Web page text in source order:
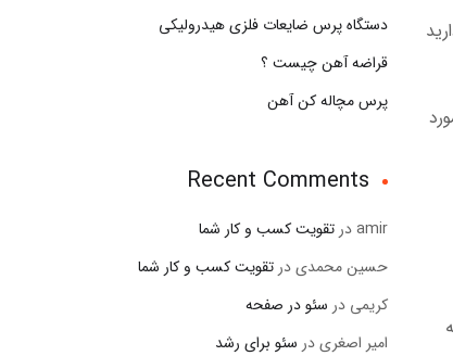
دستگاه پرس ضایعات فلزی هیدرولیکی
قراضه آهن چیست ؟
پرس مچاله کن آهن
Recent Comments
amirدر تقویت کسب و کار شما
حسین محمدیدر تقویت کسب و کار شما
کریمی در سئو در صفحه
امیر اصغریدر سئو برای رشد